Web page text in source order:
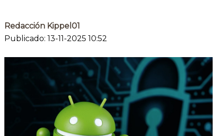
Redacción Kippel01
Publicado: 13-11-2025 10:52